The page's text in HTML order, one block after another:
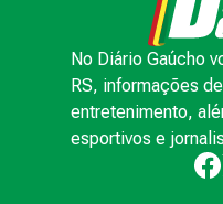
No Diário Gaúcho
RS, informações
entretenimento,
esportivos e